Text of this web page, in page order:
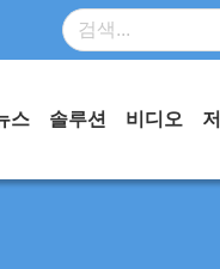
스 솔루션 비디오